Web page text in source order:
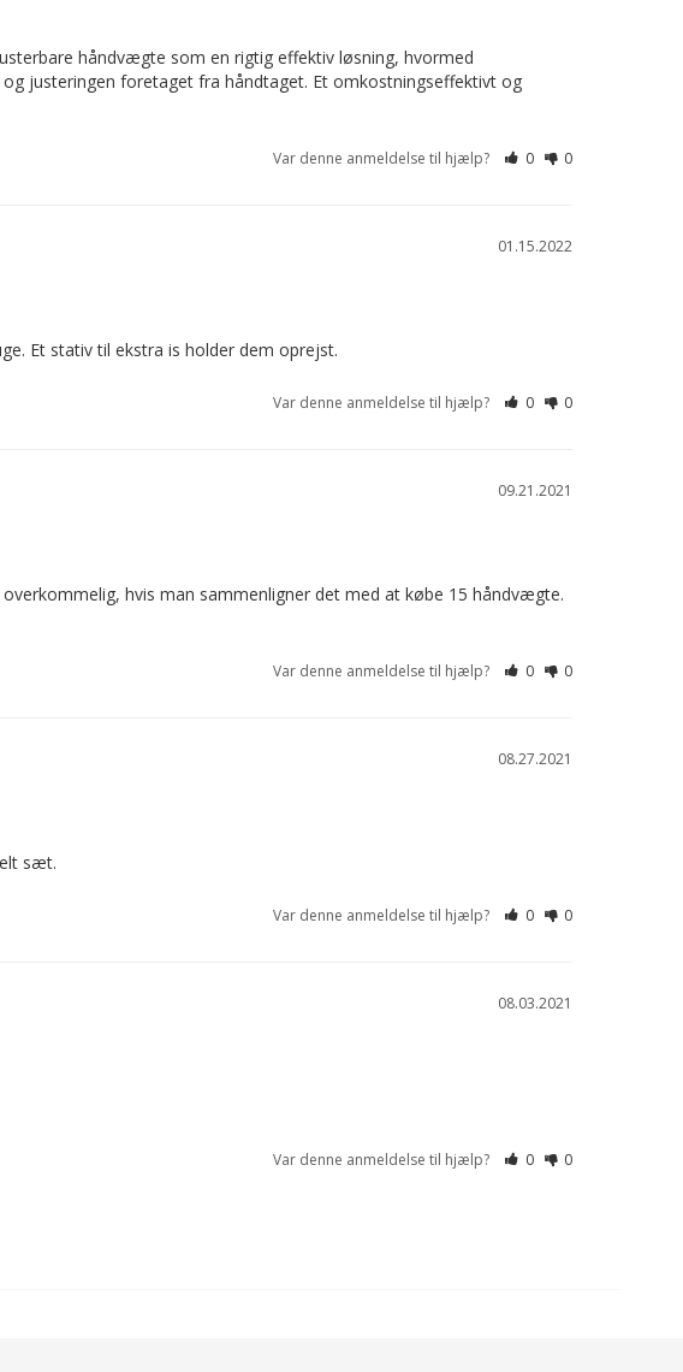
håndvægte som en rigtig effektiv løsning, hvormed
justeringen foretaget fra håndtaget. Et omkostningseffektivt og
Var denne anmeldelse til hjælp? 0 0
01.15.2022
Et stativ til ekstra is holder dem oprejst.
Var denne anmeldelse til hjælp? 0 0
09.21.2021
hvis man sammenligner det med at købe 15 håndvægte.
Var denne anmeldelse til hjælp? 0 0
08.27.2021
sæt.
Var denne anmeldelse til hjælp? 0 0
08.03.2021
Var denne anmeldelse til hjælp? 0 0